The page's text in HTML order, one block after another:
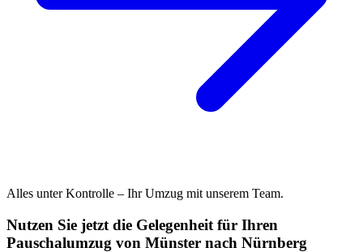
Alles unter Kontrolle – Ihr Umzug mit unserem Team.
Nutzen Sie jetzt die Gelegenheit für Ihren
Pauschalumzug von Münster nach Nürnberg